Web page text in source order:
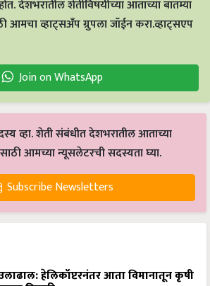
आमचा व्हाट्सअँप ग्रुपला जॉईन करा.व्हाट्सएप
Join on WhatsApp
आमच्या न्यूसलेटरची सदस्यता घ्या.
Subscribe Newsletters
हेलिकॉप्टरनंतर आता विमानातून कृषी
त्रिपाठी